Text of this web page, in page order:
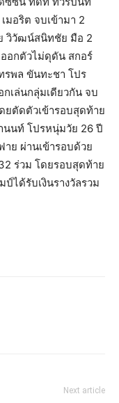
มอริต จบเข้ามา 2
วิวัฒน์สนิทชัย มือ 2
อกตัวไม่ดุดัน สกอร์
รพล ขันทะชา โปร
เล่นกลุ่มเดียวกัน จบ
ยตัดตัวเข้ารอบสุดท้าย
นนท์ โปรหนุ่มวัย 26 ปี
ย ผ่านเข้ารอบด้วย
ร่วม โดยรอบสุดท้าย
ได้รับเงินรางวัลรวม
Next article